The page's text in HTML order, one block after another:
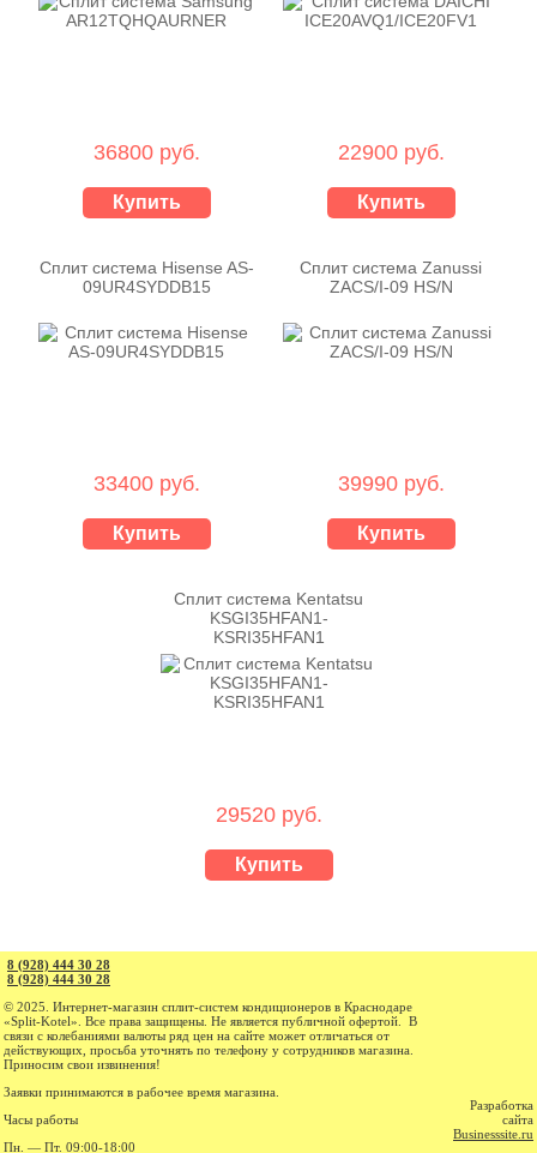
36800 руб.
Купить
22900 руб.
Купить
Сплит система Hisense AS-
09UR4SYDDB15
33400 руб.
Купить
Сплит система Zanussi
ZACS/I-09 HS/N
39990 руб.
Купить
Сплит система Kentatsu
KSGI35HFAN1-
KSRI35HFAN1
29520 руб.
Купить
8 (928) 444 30 28
8 (928) 444 30 28
© 2025. Интернет-магазин cплит-систем кондиционеров в Краснодаре
«Split-Kotel». Все права защищены. Не является публичной офертой. В
связи с колебаниями валюты ряд цен на сайте может отличаться от
действующих, просьба уточнять по телефону у сотрудников магазина.
Приносим свои извинения!
Заявки принимаются в рабочее время магазина.
Часы работы
Пн. — Пт. 09:00-18:00
Разработка
сайта
Businesssite.ru